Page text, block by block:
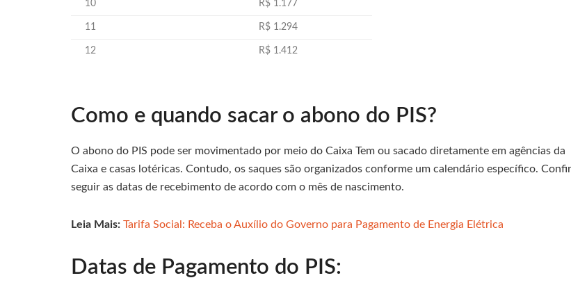
10 R$ 1.177
11 R$ 1.294
12 R$ 1.412
Como e quando sacar o abono do PIS?
O abono do PIS pode ser movimentado por meio do Caixa Tem ou sacado diretamente em agências da
Caixa e casas lotéricas. Contudo, os saques são organizados conforme um calendário específico.
seguir as datas de recebimento de acordo com o mês de nascimento.
Leia Mais: Tarifa Social: Receba o Auxílio do Governo para Pagamento de Energia Elétrica
Datas de Pagamento do PIS: